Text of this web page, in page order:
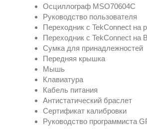
Осциллограф MSO70604C
Руководство пользователя
Переходник с TekConnect на
Переходник с TekConnect на
Сумка для принадлежностей
Передняя крышка
Мышь
Клавиатура
Кабель питания
Антистатический браслет
Сертификат калибровки
Руководство программиста